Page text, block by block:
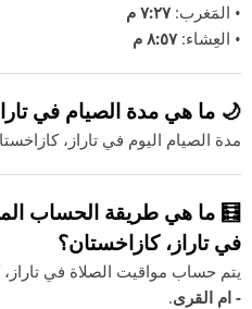
• المَغرب:٧:٢٧ م
• العِشاء:٨:٥٧ م
🌙 ما هي مدة الصيام في
مدة الصيام اليوم في تاراز،
🧮 ما هي طريقة الحساب
في تاراز، كازاخستان؟
يتم حساب مواقيت الصلاة في
- ام القرى.